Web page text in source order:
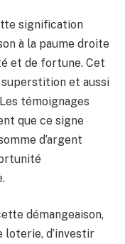
signification
à la paume droite
et de fortune. Cet
et aussi
témoignages
que ce signe
d’argent
démangeaison,
loterie, d’investir